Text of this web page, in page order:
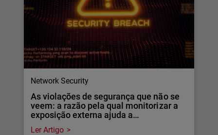
Network Security
As violações de segurança que não se
veem: a razão pela qual monitorizar a
exposição externa ajuda a…
Ler Artigo